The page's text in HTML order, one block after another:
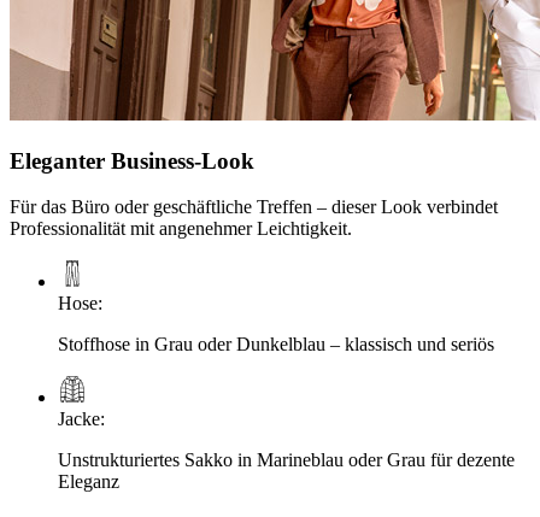
Eleganter Business-Look
Für das Büro oder geschäftliche Treffen – dieser Look verbindet
Professionalität mit angenehmer Leichtigkeit.
Hose:
Stoffhose in Grau oder Dunkelblau – klassisch und seriös
Jacke:
Unstrukturiertes Sakko in Marineblau oder Grau für dezente
Eleganz